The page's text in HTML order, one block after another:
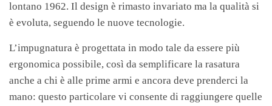
lontano 1962. Il design è rimasto invariato ma la qualità si
è evoluta, seguendo le nuove tecnologie.
L’impugnatura è progettata in modo tale da essere più
ergonomica possibile, così da semplificare la rasatura
anche a chi è alle prime armi e ancora deve prenderci la
mano: questo particolare vi consente di raggiungere quelle